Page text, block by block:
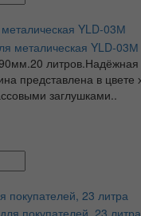
YLD-03М
литров.Надёжная
представлена в
заглушками..
покупателей, 23 литра